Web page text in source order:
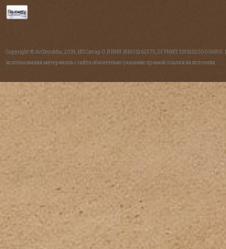
Copyright © ArtDecoMix, 2019, ИП Ситар О.В ИНН 181901262575, ОГРНИП 319183200016690.
использовании материалов с сайта обязательно указание прямой ссылки на источник.